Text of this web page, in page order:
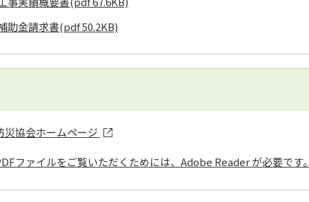
助金請求書(pdf 50.2KB)
災協会ホームページ
ファイルをご覧いただくためには、Adobe Reader が必要です。